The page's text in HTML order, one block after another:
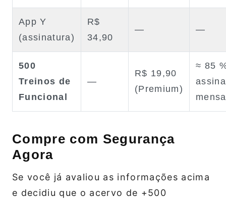
App Y
(assinatura)
R$
34,90
— —
500
Treinos de
Funcional
—
R$ 19,90
(Premium)
≈ 85
Compre com Segurança
Agora
Se você já avaliou as informações acima
e decidiu que o acervo de +500